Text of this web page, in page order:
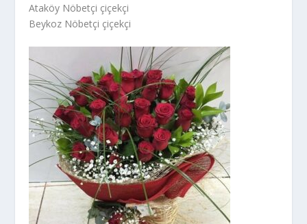
Ataköy Nöbetçi çiçekçi
Beykoz Nöbetçi çiçekçi